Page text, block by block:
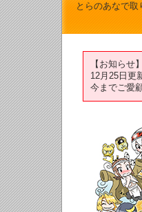
とらのあなで
【お知らせ】
12月25日更
今までご愛